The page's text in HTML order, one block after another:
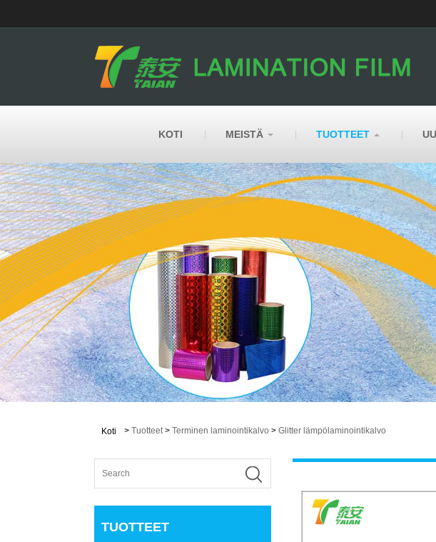
KOTI MEISTÄ TUOTTEET
Koti > Tuotteet > Terminen laminointikalvo > Glitter lämpölaminointikalvo
TUOTTEET